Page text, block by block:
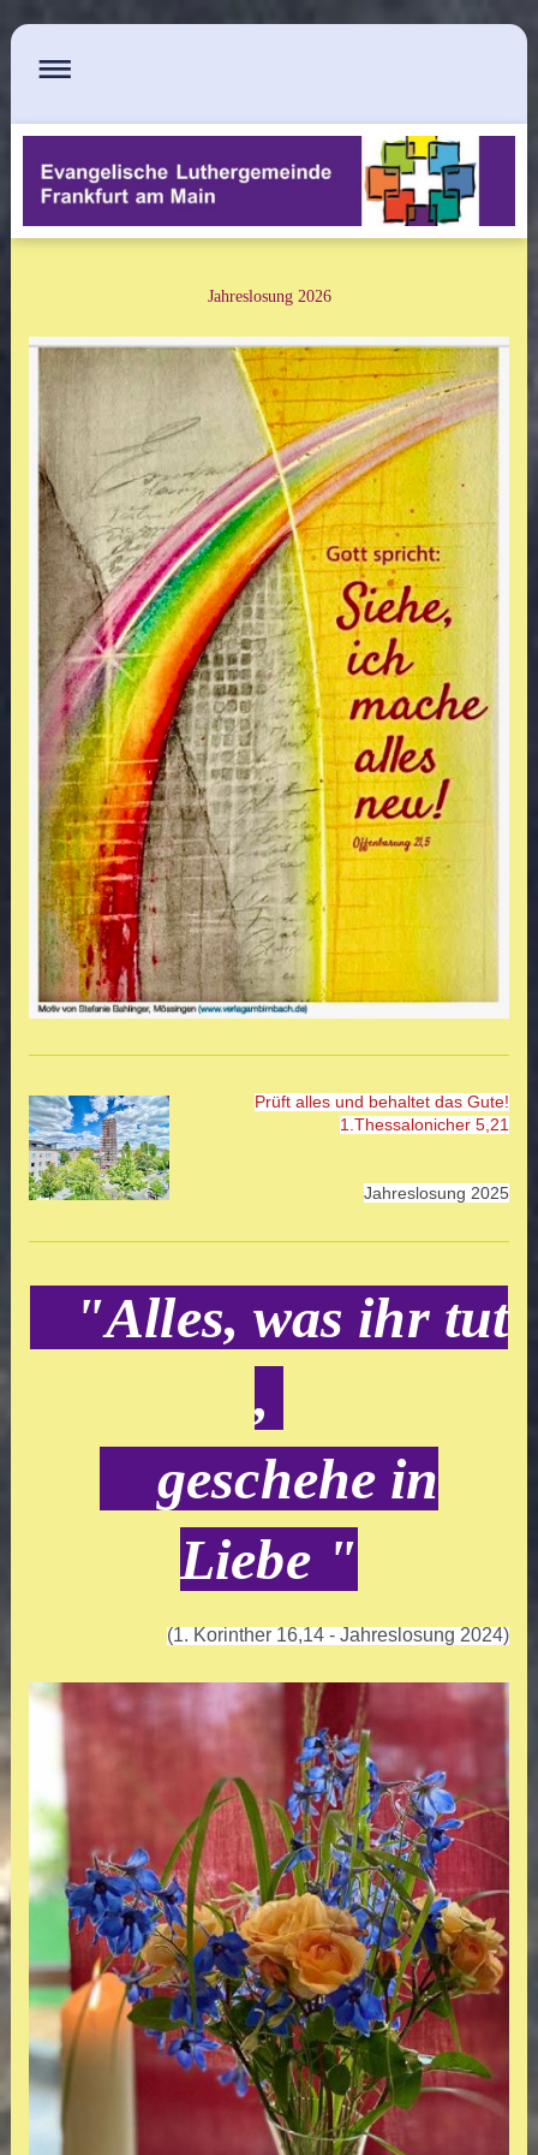
Jahreslosung 2026
Prüft alles und behaltet das Gute!
1.Thessalonicher 5,21
Jahreslosung 2025
"Alles, was ihr tut
,
geschehe in
Liebe "
(1. Korinther 16,14 - Jahreslosung 2024)